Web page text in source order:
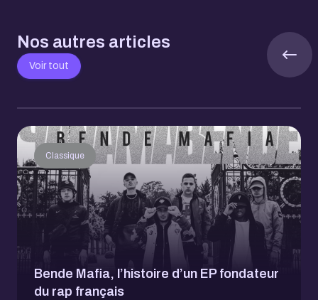
Nos autres articles
Voir tout
Classique
Bende Mafia, l’histoire d’un EP fondateur
du rap français